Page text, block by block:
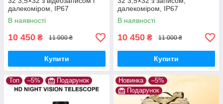
далекоміром, IP67
В наявності
10 450 ₴ 11 000 ₴
Купити
далекоміром, IP67
В наявності
10 450 ₴ 11 000 ₴
Купити
Топ –5% Подарунок Новинка
–5%
Подарунок